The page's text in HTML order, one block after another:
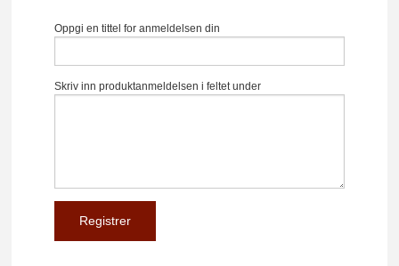
Oppgi en tittel for anmeldelsen din
Skriv inn produktanmeldelsen i feltet under